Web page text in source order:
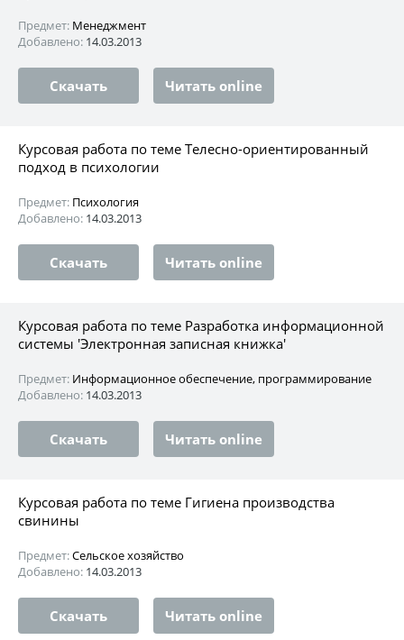
Предмет: Менеджмент
Добавлено: 14.03.2013
Скачать Читать online
Курсовая работа по теме Телесно-ориентированный
подход в психологии
Предмет: Психология
Добавлено: 14.03.2013
Скачать Читать online
Курсовая работа по теме Разработка информационной
системы 'Электронная записная книжка'
Предмет: Информационное обеспечение, программирование
Добавлено: 14.03.2013
Скачать Читать online
Курсовая работа по теме Гигиена производства
свинины
Предмет:Сельское хозяйство
Добавлено: 14.03.2013
Скачать Читать online